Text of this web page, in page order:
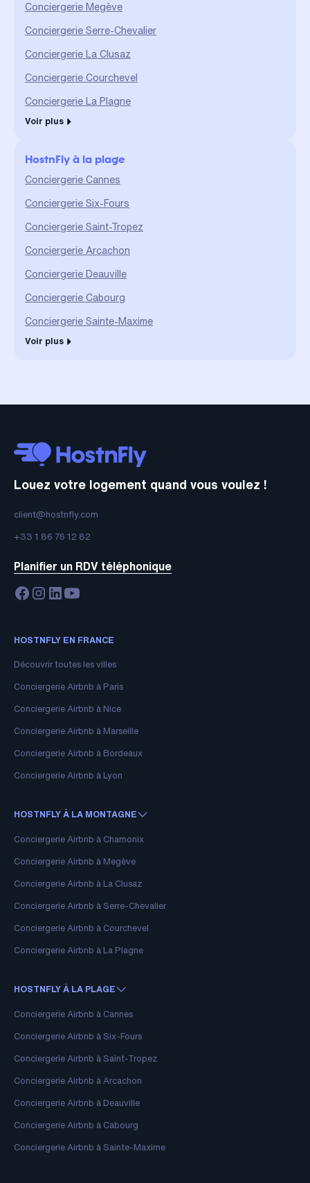
Conciergerie Megève
Conciergerie Serre-Chevalier
Conciergerie La Clusaz
Conciergerie Courchevel
Conciergerie La Plagne
Voir plus
HostnFly à la plage
Conciergerie Cannes
Conciergerie Six-Fours
Conciergerie Saint-Tropez
Conciergerie Arcachon
Conciergerie Deauville
Conciergerie Cabourg
Conciergerie Sainte-Maxime
Voir plus
Louez votre logement quand vous voulez !
client@hostnfly.com
+33 1 86 76 12 82
Planifier un RDV téléphonique
HOSTNFLY EN FRANCE
Découvrir toutes les villes
Conciergerie Airbnb à Paris
Conciergerie Airbnb à Nice
Conciergerie Airbnb à Marseille
Conciergerie Airbnb à Bordeaux
Conciergerie Airbnb à Lyon
HOSTNFLY À LA MONTAGNE
Conciergerie Airbnb à Chamonix
Conciergerie Airbnb à Megève
Conciergerie Airbnb à La Clusaz
Conciergerie Airbnb à Serre-Chevalier
Conciergerie Airbnb à Courchevel
Conciergerie Airbnb à La Plagne
HOSTNFLY À LA PLAGE
Conciergerie Airbnb à Cannes
Conciergerie Airbnb à Six-Fours
Conciergerie Airbnb à Saint-Tropez
Conciergerie Airbnb à Arcachon
Conciergerie Airbnb à Deauville
Conciergerie Airbnb à Cabourg
Conciergerie Airbnb à Sainte-Maxime